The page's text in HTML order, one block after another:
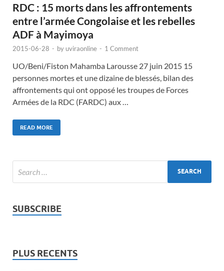
RDC : 15 morts dans les affrontements
entre l’armée Congolaise et les rebelles
ADF à Mayimoya
2015-06-28 - byuviraonline - 1 Comment
UO/Beni/Fiston Mahamba Larousse 27 juin 2015 15
personnes mortes et une dizaine de blessés, bilan des
affrontements qui ont opposé les troupes de Forces
Armées de la RDC (FARDC) aux …
READ MORE
SUBSCRIBE
PLUS RECENTS